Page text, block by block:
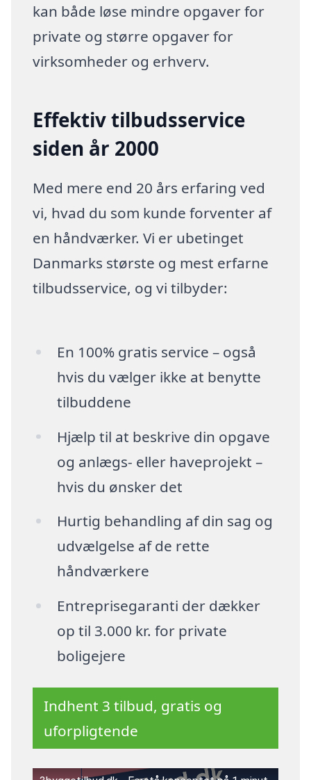
kan både løse mindre opgaver for
private og større opgaver for
virksomheder og erhverv.
Effektiv tilbudsservice
siden år 2000
Med mere end 20 års erfaring ved
vi, hvad du som kunde forventer af
en håndværker. Vi er ubetinget
Danmarks største og mest erfarne
tilbudsservice, og vi tilbyder:
En 100% gratis service – også
hvis du vælger ikke at benytte
tilbuddene
Hjælp til at beskrive din opgave
og anlægs- eller haveprojekt –
hvis du ønsker det
Hurtig behandling af din sag og
udvælgelse af de rette
håndværkere
Entreprisegaranti der dækker
op til 3.000 kr. for private
boligejere
Indhent 3 tilbud, gratis og
uforpligtende